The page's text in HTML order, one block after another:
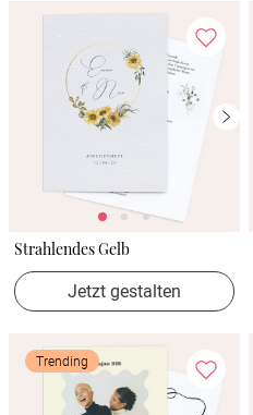
Strahlendes Gelb
Jetzt gestalten
Trending